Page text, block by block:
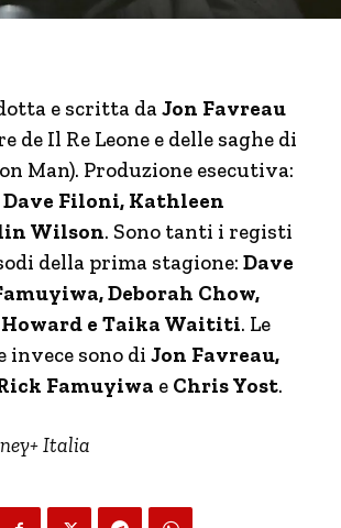
e scritta daJon Favreau
de Il Re Leone e delle saghe di
Man). Produzione esecutiva:
Dave Filoni, Kathleen
Wilson. Sono tanti i registi
della prima stagione: Dave
Deborah Chow,
e Taika Waititi. Le
invece sono di Jon Favreau,
Famuyiwa e Chris Yost.
Italia